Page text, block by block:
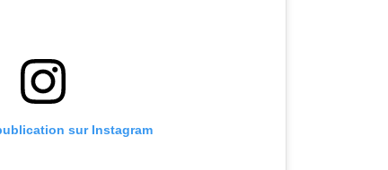
sur Instagram